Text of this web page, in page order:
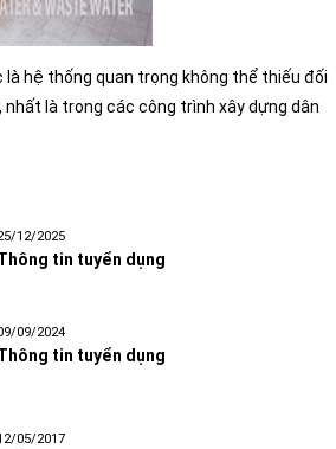
hệ thống quan trọng không thể thiếu đối
là trong các công trình xây dựng dân
12/2025
tin tuyển dụng
09/2024
tin tuyển dụng
05/2017